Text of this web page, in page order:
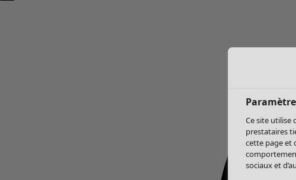
Ce site utilise
prestataires
cette page et
sociaux et